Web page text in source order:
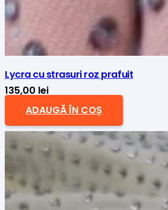
Lycra cu strasuri roz prafuit
135,00 lei
ADAUGĂ ÎN COȘ